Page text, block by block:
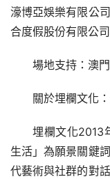
濠博亞娛樂有限公
合度假股份有限公
場地支持：澳
關於埋欄文化：
埋欄文化2013
生活」為願景關鍵
代藝術與社群的對